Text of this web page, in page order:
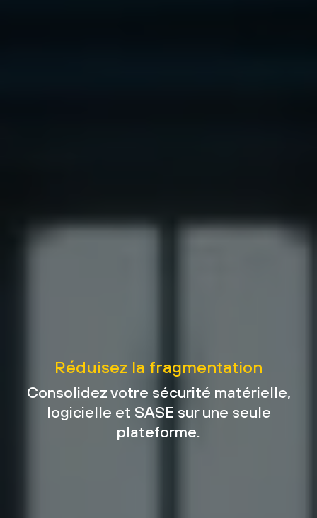
Réduisez la fragmentation
Consolidez votre sécurité matérielle,
logicielle et SASE sur une seule
plateforme.